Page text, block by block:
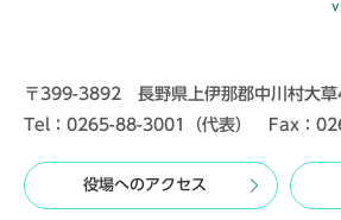
〒399-3892 長野県上伊那郡中川村大草
Tel：0265-88-3001（代表） Fax：
役場へのアクセス